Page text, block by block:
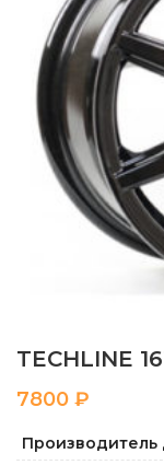
TECHLINE
₽
Производитель